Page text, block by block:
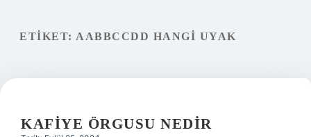
ETIKET: AABBCCDD HANGI UYAK
KAFIYE ÖRGUSU NEDIR